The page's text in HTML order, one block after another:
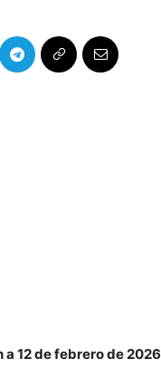
12 de febrero de 2026